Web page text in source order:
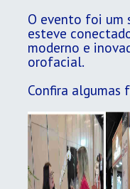
O evento foi um
esteve
moderno e
orofacial.
Confira algumas